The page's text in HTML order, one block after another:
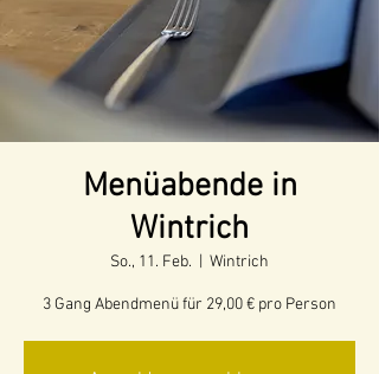
Menüabende in
Wintrich
So., 11. Feb. Wintrich
3 Gang Abendmenü für 29,00 € pro Person